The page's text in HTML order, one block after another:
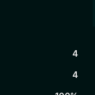
4
4